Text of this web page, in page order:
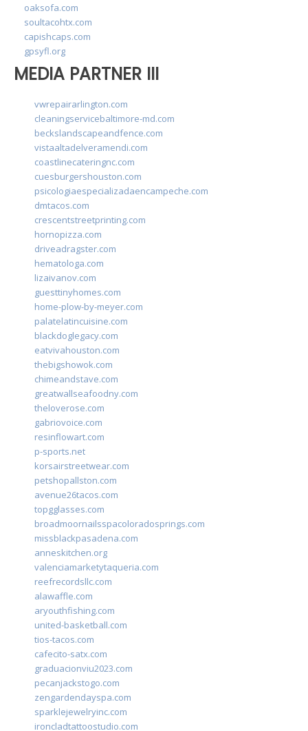
oaksofa.com
soultacohtx.com
capishcaps.com
gpsyfl.org
MEDIA PARTNER III
vwrepairarlington.com
cleaningservicebaltimore-md.com
beckslandscapeandfence.com
vistaaltadelveramendi.com
coastlinecateringnc.com
cuesburgershouston.com
psicologiaespecializadaencampeche.com
dmtacos.com
crescentstreetprinting.com
hornopizza.com
driveadragster.com
hematologa.com
lizaivanov.com
guesttinyhomes.com
home-plow-by-meyer.com
palatelatincuisine.com
blackdoglegacy.com
eatvivahouston.com
thebigshowok.com
chimeandstave.com
greatwallseafoodny.com
theloverose.com
gabriovoice.com
resinflowart.com
p-sports.net
korsairstreetwear.com
petshopallston.com
avenue26tacos.com
topgglasses.com
broadmoornailsspacoloradosprings.com
missblackpasadena.com
anneskitchen.org
valenciamarketytaqueria.com
reefrecordsllc.com
alawaffle.com
aryouthfishing.com
united-basketball.com
tios-tacos.com
cafecito-satx.com
graduacionviu2023.com
pecanjackstogo.com
zengardendayspa.com
sparklejewelryinc.com
ironcladtattoostudio.com